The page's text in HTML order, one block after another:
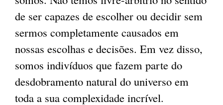
de ser capazes de escolher ou decidir sem
sermos completamente causados em
nossas escolhas e decisões. Em vez disso,
somos indivíduos que fazem parte do
desdobramento natural do universo em
toda a sua complexidade incrível.